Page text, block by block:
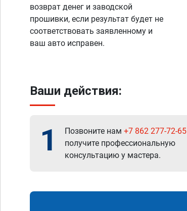
возврат денег и заводской
прошивки, если результат будет не
соответствовать заявленному и
ваш авто исправен.
Ваши действия:
1 Позвоните нам +7 862 277-72-65
получите профессиональную
консультацию у мастера.